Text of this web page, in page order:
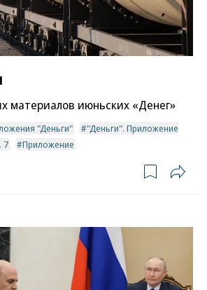
материалов июньских «Денег»
"Деньги"
"Деньги". Приложение
7
Приложение